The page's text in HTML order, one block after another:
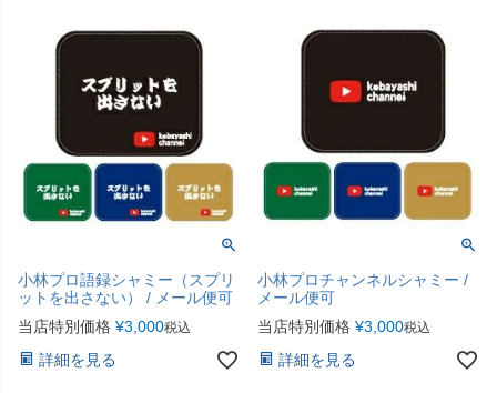
小林プロ語録シャミー（スプリ
ットを出さない） / メール便可
当店特別価格 ¥3,000税込
詳細を見る
小林プロチャンネルシャミー /
メール便可
当店特別価格 ¥3,000税込
詳細を見る